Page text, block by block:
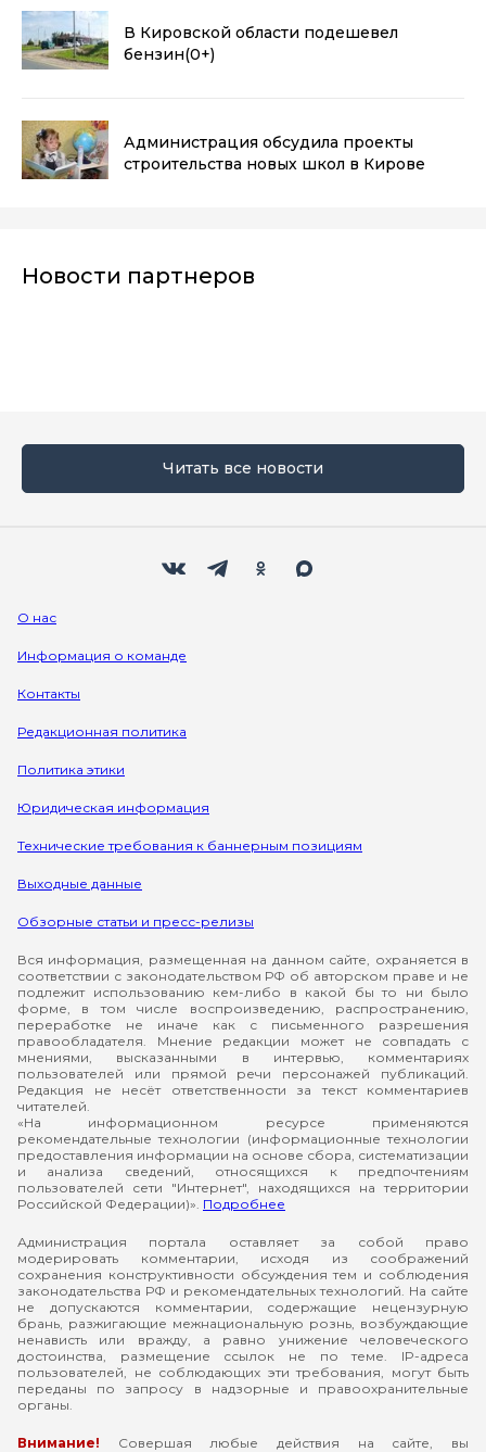
В Кировской области подешевел
бензин(0+)
Администрация обсудила проекты
строительства новых школ в Кирове
Новости партнеров
Читать все новости
О нас
Информация о команде
Контакты
Редакционная политика
Политика этики
Юридическая информация
Технические требования к баннерным позициям
Выходные данные
Обзорные статьи и пресс-релизы
Вся информация, размещенная на данном сайте, охраняется в
соответствии с законодательством РФ об авторском праве и не
подлежит использованию кем-либо в какой бы то ни было
форме, в том числе воспроизведению, распространению,
переработке не иначе как с письменного разрешения
правообладателя. Мнение редакции может не совпадать с
мнениями, высказанными в интервью, комментариях
пользователей или прямой речи персонажей публикаций.
Редакция не несёт ответственности за текст комментариев
читателей.
«На информационном ресурсе применяются
рекомендательные технологии (информационные технологии
предоставления информации на основе сбора, систематизации
и анализа сведений, относящихся к предпочтениям
пользователей сети "Интернет", находящихся на территории
Российской Федерации)». Подробнее
Администрация портала оставляет за собой право
модерировать комментарии, исходя из соображений
сохранения конструктивности обсуждения тем и соблюдения
законодательства РФ и рекомендательных технологий. На сайте
не допускаются комментарии, содержащие нецензурную
брань, разжигающие межнациональную рознь, возбуждающие
ненависть или вражду, а равно унижение человеческого
достоинства, размещение ссылок не по теме. IP-адреса
пользователей, не соблюдающих эти требования, могут быть
переданы по запросу в надзорные и правоохранительные
органы.
Внимание! Совершая любые действия на сайте, вы